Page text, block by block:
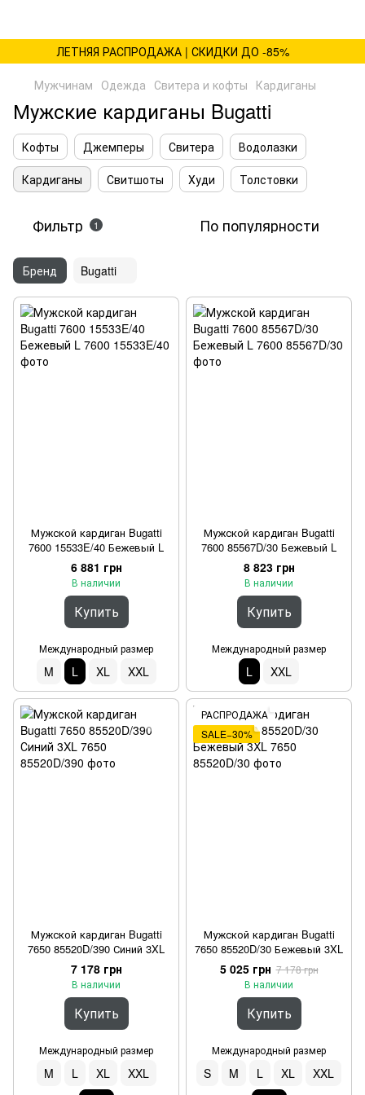
ЛЕТНЯЯ РАСПРОДАЖА | СКИДКИ ДО -85%
Мужчинам Одежда Свитера и кофты Кардиганы
Мужские кардиганы Bugatti
Кофты Джемперы Свитера
Водолазки
Кардиганы
Свитшоты Худи Толстовки
Фильтр 1 По популярности
Бренд Bugatti
Мужской кардиган Bugatti
7600 15533E/40 Бежевый L
6 881 грн
В наличии
Купить
Международный размер
M L XL XXL
Мужской кардиган Bugatti
7600 85567D/30 Бежевый L
8 823 грн
В наличии
Купить
Международный размер
L XXL
Мужской кардиган Bugatti
7650 85520D/390 Синий 3XL
7 178 грн
В наличии
Купить
Международный размер
M L XL
XXL
РАСПРОДАЖА
SALE−30%
Мужской кардиган Bugatti
7650 85520D/30 Бежевый 3XL
5 025 грн 7 178 грн
В наличии
Купить
Международный размер
S M L XL
XXL